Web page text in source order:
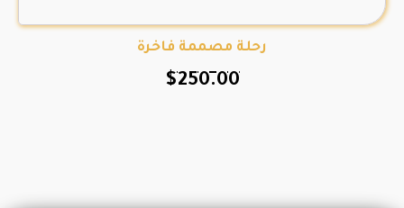
رحلة مصممة فاخرة
$250.00